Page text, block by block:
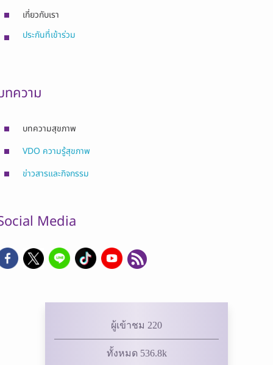
เกี่ยวกับเรา
ประกันที่เข้าร่วม
ทความ
บทความสุขภาพ
VDO ความรู้สุขภาพ
ข่าวสารและกิจกรรม
Media
ผู้เข้าชม 220
ทั้งหมด 536.8k